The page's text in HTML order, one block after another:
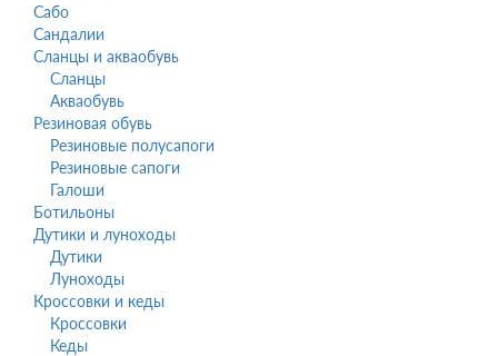
Сабо
Сандалии
Сланцы и акваобувь
Сланцы
Акваобувь
Резиновая обувь
Резиновые полусапоги
Резиновые сапоги
Галоши
Ботильоны
Дутики и луноходы
Дутики
Луноходы
Кроссовки и кеды
Кроссовки
Кеды